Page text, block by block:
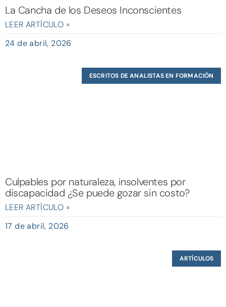
La Cancha de los Deseos Inconscientes
LEER ARTÍCULO »
24 de abril, 2026
ESCRITOS DE ANALISTAS EN FORMACIÓN
Culpables por naturaleza, insolventes por
discapacidad ¿Se puede gozar sin costo?
LEER ARTÍCULO »
17 de abril, 2026
ARTÍCULOS